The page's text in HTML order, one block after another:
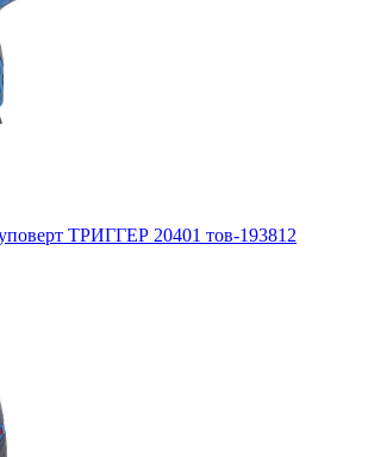
ТРИГГЕР 20401 тов-193812